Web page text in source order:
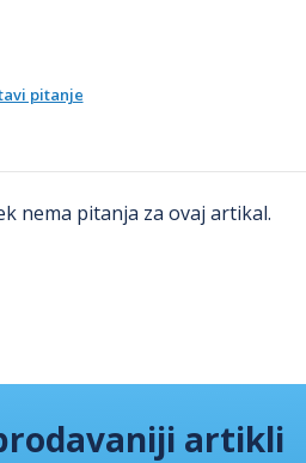
pitanje
nema pitanja za ovaj artikal.
artikli